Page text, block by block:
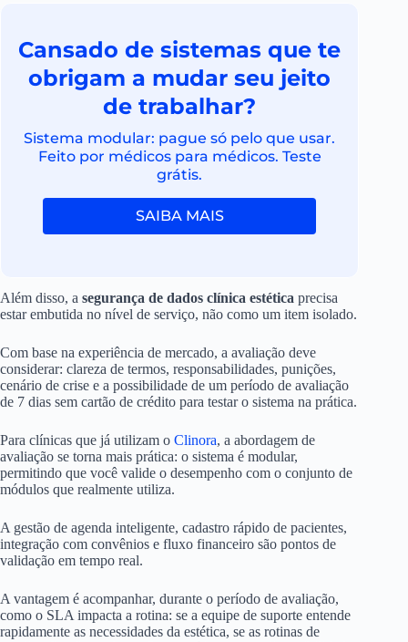
Cansado de sistemas que te
obrigam a mudar seu jeito
de trabalhar?
Sistema modular: pague só pelo que usar.
Feito por médicos para médicos. Teste
grátis.
SAIBA MAIS
Além disso, a segurança de dados clínica estética precisa
estar embutida no nível de serviço, não como um item isolado.
Com base na experiência de mercado, a avaliação deve
considerar: clareza de termos, responsabilidades, punições,
cenário de crise e a possibilidade de um período de avaliação
de 7 dias sem cartão de crédito para testar o sistema na prática.
Para clínicas que já utilizam o Clinora, a abordagem de
avaliação se torna mais prática: o sistema é modular,
permitindo que você valide o desempenho com o conjunto de
módulos que realmente utiliza.
A gestão de agenda inteligente, cadastro rápido de pacientes,
integração com convênios e fluxo financeiro são pontos de
validação em tempo real.
A vantagem é acompanhar, durante o período de avaliação,
como o SLA impacta a rotina: se a equipe de suporte entende
rapidamente as necessidades da estética, se as rotinas de